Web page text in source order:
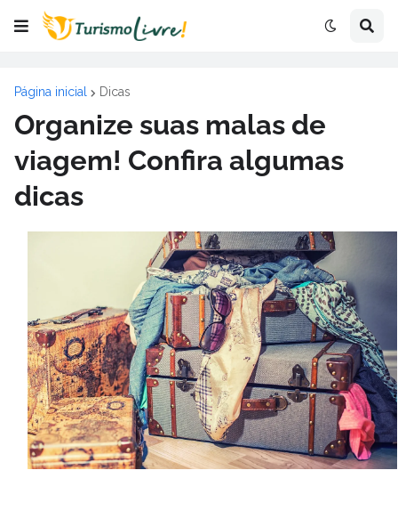
Página inicial Dicas
Organize suas malas de
viagem! Confira algumas
dicas